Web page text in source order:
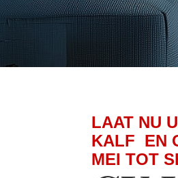
LAAT NU
KALF EN
MEI TOT